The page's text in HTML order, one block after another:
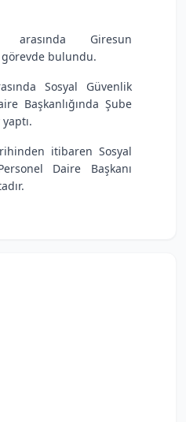
arasında Giresun
bulundu.
Sosyal Güvenlik
Başkanlığında Şube
itibaren Sosyal
Daire Başkanı